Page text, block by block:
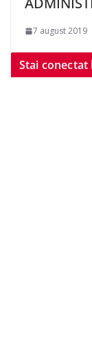
7 august 2019
Stai conectat